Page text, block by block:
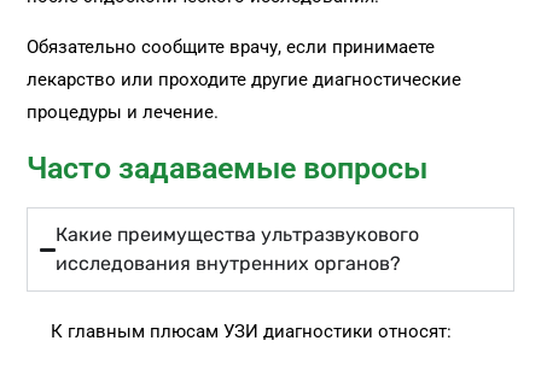
Обязательно сообщите врачу, если принимаете
лекарство или проходите другие диагностические
процедуры и лечение.
Часто задаваемые вопросы
Какие преимущества ультразвукового
исследования внутренних органов?
К главным плюсам УЗИ диагностики относят: